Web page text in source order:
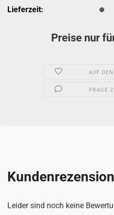
Lieferzeit:
Preise nur
AUF
FRAGE
Leider sind noch keine